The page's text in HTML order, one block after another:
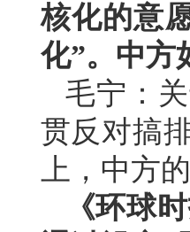
核化的意
化”。中方
毛宁：
贯反对搞
上，中方
《环球